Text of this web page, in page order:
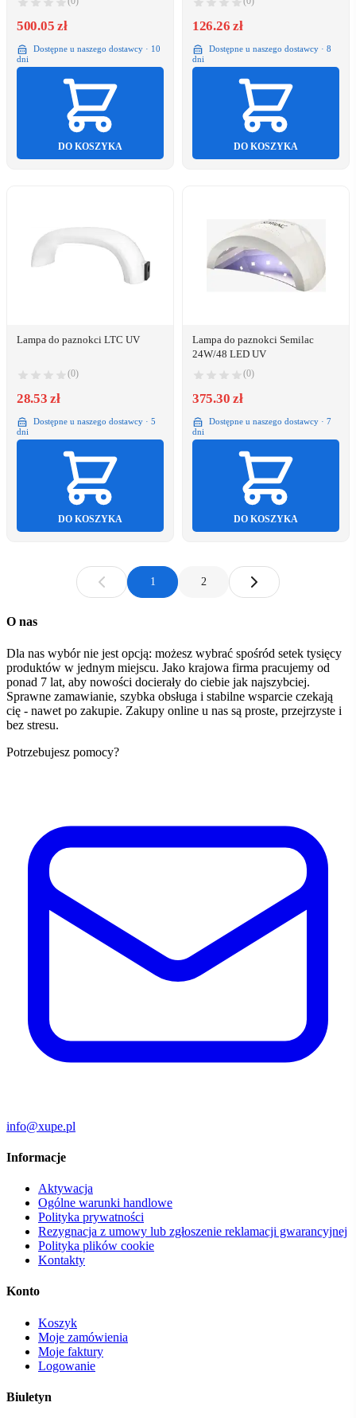
500.05 zł
Dostępne u naszego dostawcy · 10
dni
DO KOSZYKA
126.26 zł
Dostępne u naszego dostawcy · 8
dni
DO KOSZYKA
Lampa do paznokci LTC UV
(0)
28.53 zł
Dostępne u naszego dostawcy · 5
dni
DO KOSZYKA
Lampa do paznokci Semilac
24W/48 LED UV
(0)
375.30 zł
Dostępne u naszego dostawcy · 7
dni
DO KOSZYKA
1 2
O nas
Dla nas wybór nie jest opcją: możesz wybrać spośród setek tysięcy
produktów w jednym miejscu. Jako krajowa firma pracujemy od
ponad 7 lat, aby nowości docierały do ciebie jak najszybciej.
Sprawne zamawianie, szybka obsługa i stabilne wsparcie czekają
cię - nawet po zakupie. Zakupy online u nas są proste, przejrzyste i
bez stresu.
Potrzebujesz pomocy?
info@xupe.pl
Informacje
Aktywacja
Ogólne warunki handlowe
Polityka prywatności
Rezygnacja z umowy lub zgłoszenie reklamacji gwarancyjnej
Polityka plików cookie
Kontakty
Konto
Koszyk
Moje zamówienia
Moje faktury
Logowanie
Biuletyn